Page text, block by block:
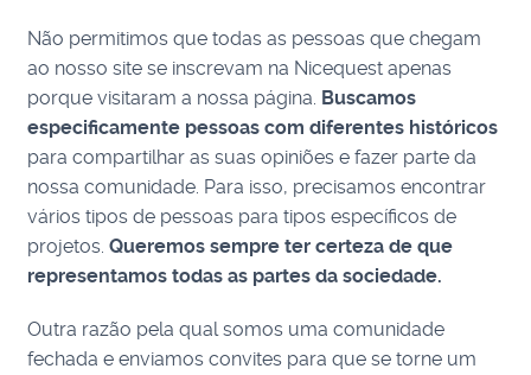
Não permitimos que todas as pessoas que chegam
ao nosso site se inscrevam na Nicequest apenas
porque visitaram a nossa página. Buscamos
especificamente pessoas com diferentes históricos
para compartilhar as suas opiniões e fazer parte da
nossa comunidade. Para isso, precisamos encontrar
vários tipos de pessoas para tipos específicos de
projetos.Queremos sempre ter certeza de que
representamos todas as partes da sociedade.
Outra razão pela qual somos uma comunidade
fechada e enviamos convites para que se torne um